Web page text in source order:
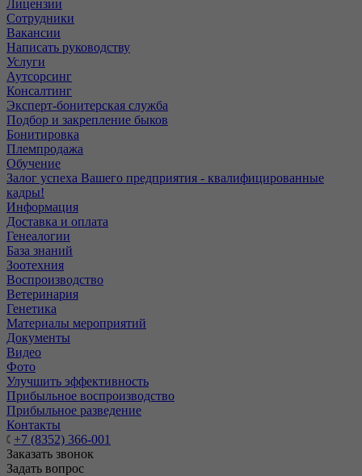
Лицензии
Сотрудники
Вакансии
Написать руководству
Услуги
Аутсорсинг
Консалтинг
Эксперт-бонитерская служба
Подбор и закрепление быков
Бонитировка
Племпродажа
Обучение
Залог успеха Вашего предприятия - квалифицированные
кадры!
Информация
Доставка и оплата
Генеалогии
База знаний
Зоотехния
Воспроизводство
Ветеринария
Генетика
Материалы мероприятий
Документы
Видео
Фото
Улучшить эффективность
Прибыльное воспроизводство
Прибыльное разведение
Контакты
+7 (8352) 366-001
Заказать звонок
Задать вопрос